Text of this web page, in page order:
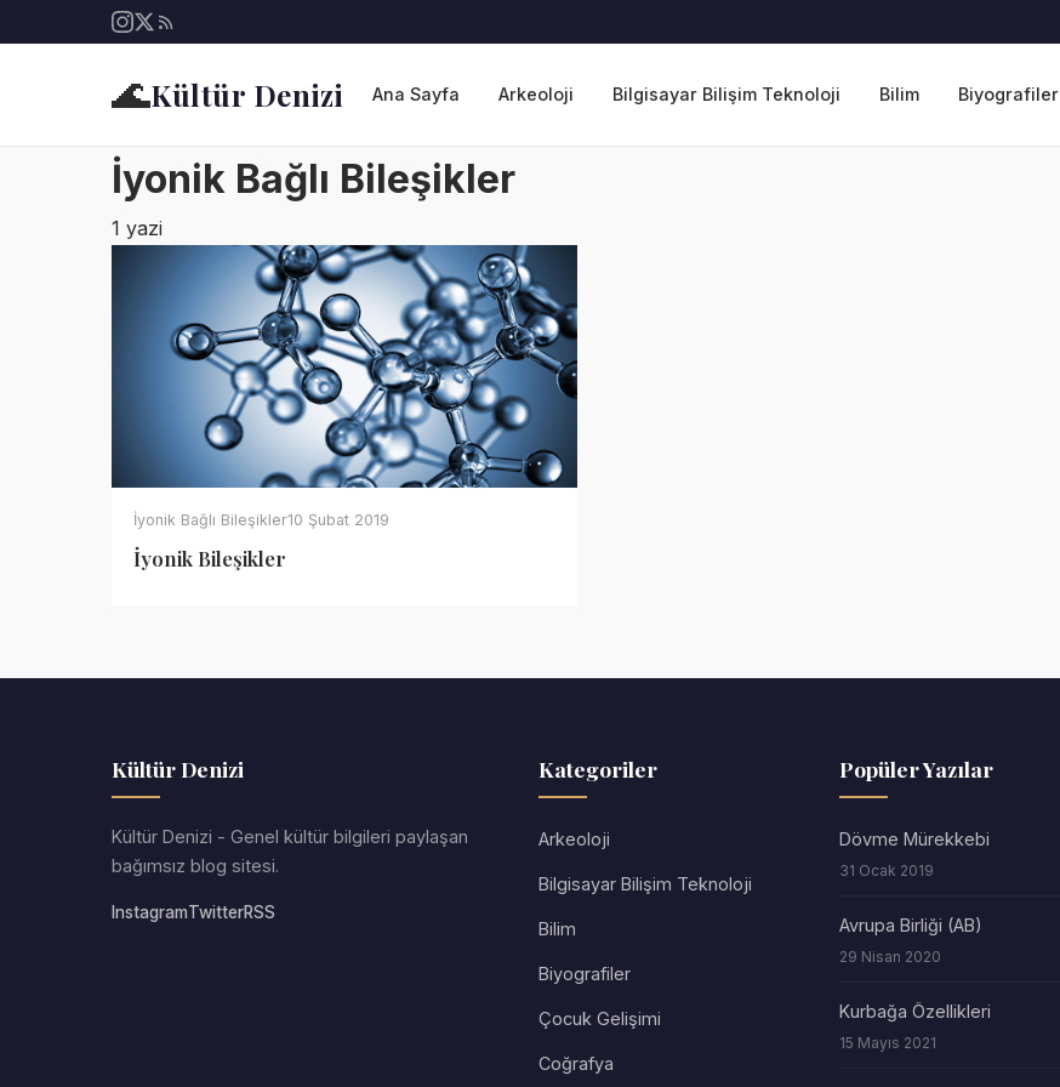
🌊Kültür Denizi Ana Sayfa Arkeoloji Bilgisayar Bilişim Teknoloji Bilim Biyografiler
İyonik Bağlı Bileşikler
1 yazi
İyonik Bağlı Bileşikler10 Şubat 2019
İyonik Bileşikler
Kültür Denizi
Kültür Denizi - Genel kültür bilgileri paylaşan
bağımsız blog sitesi.
InstagramTwitterRSS
Kategoriler
Arkeoloji
Bilgisayar Bilişim Teknoloji
Bilim
Biyografiler
Çocuk Gelişimi
Coğrafya
Popüler Yazılar
Dövme Mürekkebi
31 Ocak 2019
Avrupa Birliği (AB)
29 Nisan 2020
Kurbağa Özellikleri
15 Mayıs 2021